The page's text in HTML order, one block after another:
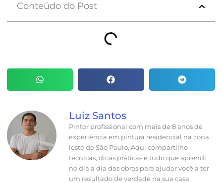
Conteúdo do Post
Luiz Santos
Pintor profissional com mais de 8 anos de
experiência em pintura residencial na zona
leste de São Paulo. Aqui compartilho
técnicas, dicas práticas e tudo que aprendi
no dia a dia das obras para ajudar você a ter
um resultado de verdade na sua casa.